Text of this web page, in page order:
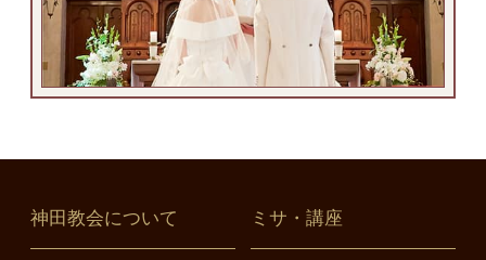
神田教会について ミサ・講座